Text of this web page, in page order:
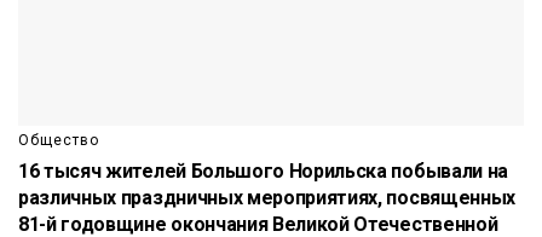
Общество
16 тысяч жителей Большого Норильска побывали на
различных праздничных мероприятиях, посвященных
81-й годовщине окончания Великой Отечественной